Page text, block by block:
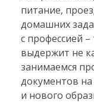
питание,
домашних
с профессией
выдержит не
занимаемся
документов на
и нового